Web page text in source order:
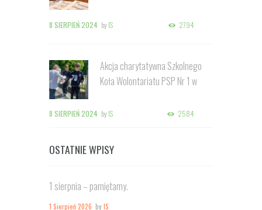
8 SIERPIEŃ 2024 by IS 2794
Akcja charytatywna Szkolnego
Koła Wolontariatu PSP Nr 1 w
8 SIERPIEŃ 2024 by IS 2584
OSTATNIE WPISY
1 sierpnia – pamiętamy.
1 Sierpień 2026 byIS